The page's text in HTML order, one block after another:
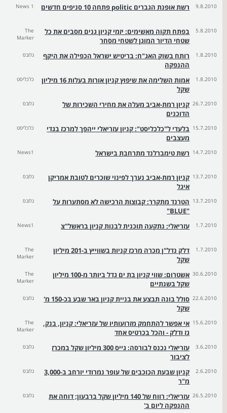
9.8.2010 רשת אופנת הגברים politic פתחה 10 סניפים חדשים News 1
5.8.2010
בפתח תקוה מאשימים: יזמי קניון גנים מסבים את כל
שטחי הדיור המוגן לשטחי מסחר
The
Marker
1.8.2010
רותח בשוק האג"ח: בריטיש ישראל הכפילה את היקף
ההנפקה
גלובס
1.8.2010
אמות השלימה את שיפוץ קניון אורות בעלות 16 מיליון
שקל
כלכליסט
26.7.2010 קניון רמת-אביב מעלה את מחירי השכירות של
הדוכנים
גלובס
15.7.2010 בלעדי ל"כלכליסט": קניון עזריאלי ייהפך למרכז בגדי
מעצבים
כלכליסט
14.7.2010 רשת טימברלנד מתרחבת בישראל News1
13.7.2010 קניון רמת-אביב נערך לפינוי שוכרים לטובת אמריקן
איגל
גלובס
13.7.2010 הטרנד מתקרר: קבוצות הרכישה לא מסתערות על
"BLUE"
גלובס
1.7.2010 עזריאלי: נתקעה תוכנית לבנות קניון בראשל"צ News1
1.7.2010
דלק נדל"ן מכרה מרכז קניות בשווייץ ב-201 מיליון
שקל
The
Marker
30.6.2010
אשטרום: שווי קניון בת ים גדל ביותר מ-100 מיליון
שקל בשנתיים
The
Marker
22.6.2010
סולל בונה תבצע את בניית קניון באר שבע בכ-150 מ'
שקל
גלובס
15.6.2010 אי אפשר להתחמק מזרועותיו של עזריאלי: קניון, בנק,
גז ודלק - והכל בכרטיס אחד
The
Marker
3.6.2010
עזריאלי נכנס לבורסה: גייס 300 מיליון שקל במכרז
לציבור
גלובס
2.6.2010
קניון שבעת הכוכבים של עופר נמרודי יורחב ב-3,000
מ"ר
גלובס
26.5.2010
עזריאלי: רווח של 140 מיליון שקל ברבעון; דוחה את
ההנפקה ליום ב'
גלובס